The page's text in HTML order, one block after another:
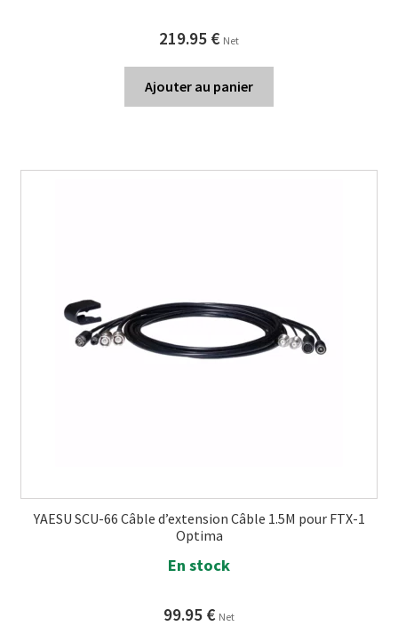
219.95 € Net
Ajouter au panier
YAESU SCU-66 Câble d’extension Câble 1.5M pour FTX-1
Optima
En stock
99.95 € Net